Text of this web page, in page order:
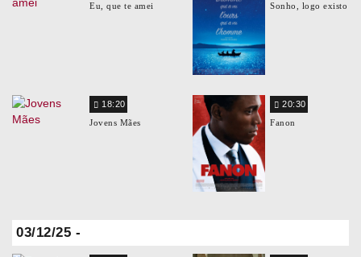
Eu, que te amei
Sonho, logo existo
18:20
Jovens Mães
20:30
Fanon
03/12/25 -